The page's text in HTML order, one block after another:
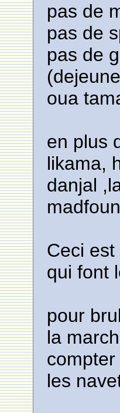
pas de
pas de
pas de
oua
en plus
likama,
danjal
Ceci
qui font
pour
la
les